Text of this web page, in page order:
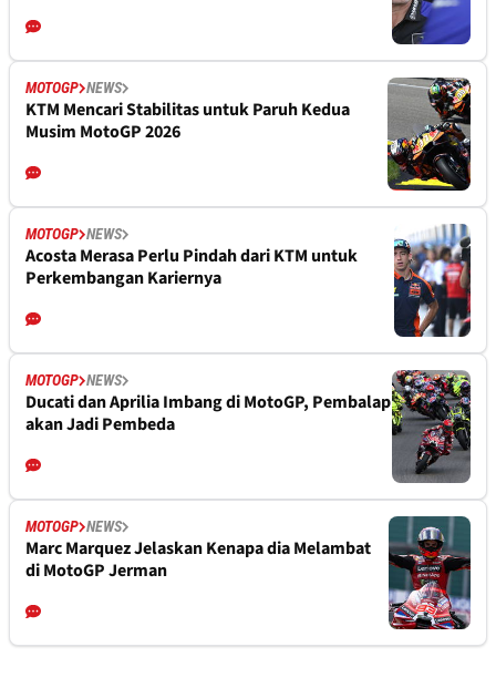
MOTOGP NEWS
KTM Mencari Stabilitas untuk Paruh Kedua
Musim MotoGP 2026
MOTOGP NEWS
Acosta Merasa Perlu Pindah dari KTM untuk
Perkembangan Kariernya
MOTOGP NEWS
Ducati dan Aprilia Imbang di MotoGP, Pembalap
akan Jadi Pembeda
MOTOGP NEWS
Marc Marquez Jelaskan Kenapa dia Melambat
di MotoGP Jerman